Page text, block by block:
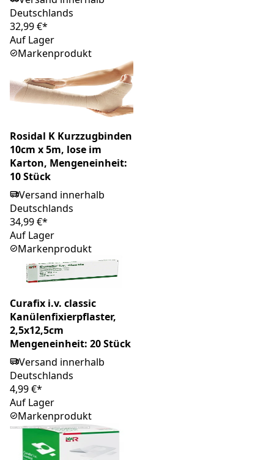
Deutschlands
32,99 €*
Auf Lager
Markenprodukt
Rosidal K Kurzzugbinden
10cm x 5m, lose im
Karton, Mengeneinheit:
10 Stück
Versand innerhalb
Deutschlands
34,99 €*
Auf Lager
Markenprodukt
Curafix i.v. classic
Kanülenfixierpflaster,
2,5x12,5cm
Mengeneinheit: 20 Stück
Versand innerhalb
Deutschlands
4,99 €*
Auf Lager
Markenprodukt